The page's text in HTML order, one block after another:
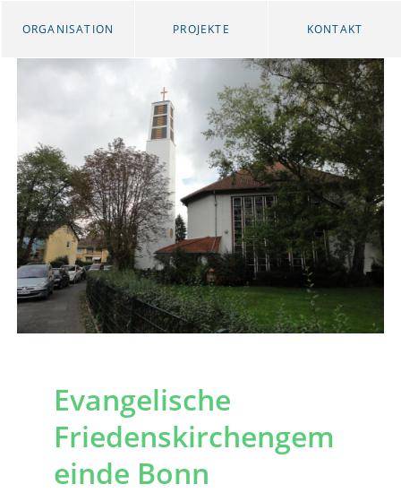
ORGANISATION PROJEKTE KONTAKT
Evangelische
Friedenskirchengem
einde Bonn